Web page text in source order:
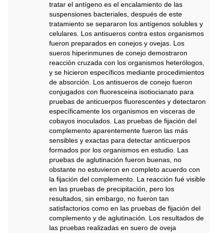
tratar el antígeno es el encalamiento de las
suspensiones bacteriales, después de este
tratamiento se separaron los antígenos solubles y
celulares. Los antisueros contra estos organismos
fueron preparados en conejos y ovejas. Los
sueros hiperinmunes de conejo demostraron
reacción cruzada con los organismos heterólogos,
y se hicieron específicos mediante procedimientos
de absorción. Los antisueros de conejo fueron
conjugados con fluoresceina isotiocianato para
pruebas de anticuerpos fluorescentes y detectaron
específicamente los organismos en visceras de
cobayos inoculados. Las pruebas de fijación del
complemento aparentemente fueron las más
sensibles y exactas para detectar anticuerpos
formados por los organismos en estudio. Las
pruebas de aglutinación fueron buenas, no
obstante no estuvieron en completo acuerdo con
la fijación del complemento. La reacción fué visible
en las pruebas de precipitación, pero los
resultados, sin embargo, no fueron tan
satisfactorios como en las pruebas de fijación del
complemento y de aglutinación. Los resultados de
las pruebas realizadas en suero de oveja